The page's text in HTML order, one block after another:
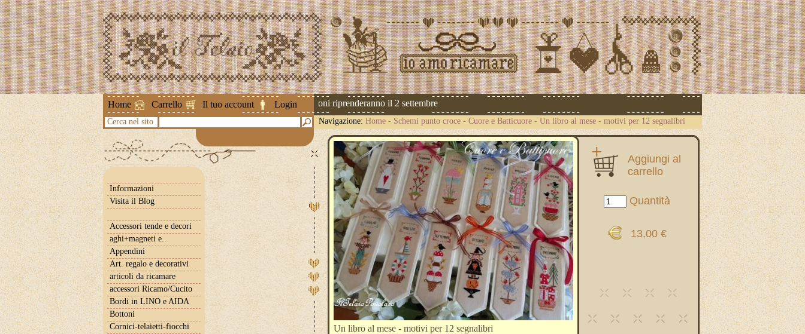
Home Carrello Il tuo account Login
Attenzione ! Le spedizioni riprenderanno il 2 settembre
Cerca nel sito Navigazione: Home - Schemi punto croce - Cuore e Batticuore - Un libro al mese - motivi per 12 segnalibri
Informazioni
Visita il Blog
Accessori tende e decori
aghi+magneti e..
Appendini
Art. regalo e decorativi
articoli da ricamare
accessori Ricamo/Cucito
Bordi in LINO e AIDA
Bottoni
Cornici-telaietti-fiocchi
Aggiungi al
carrello
Quantità
13,00 €
Un libro al mese - motivi per 12 segnalibri